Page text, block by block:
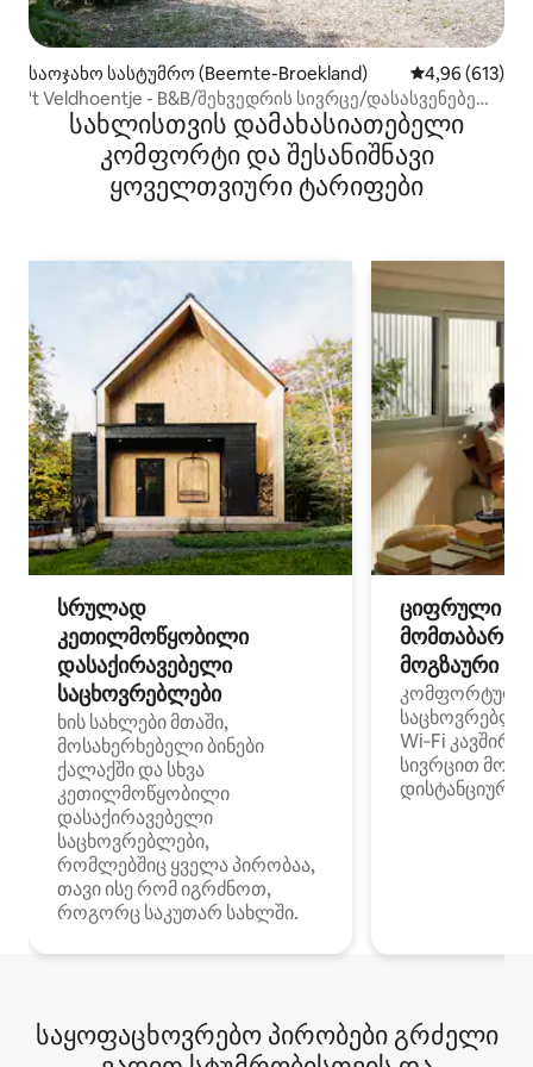
საოჯახო სასტუმრო (Beemte-Broekland) საშუალო
4,96 (613)
't Veldhoentje - B&B/შეხვედრის სივრცე/დასასვენებელი
სახლისახლისთვის დამახასიათებელი
კომფორტი და შესანიშნავი
ყოველთვიური ტარიფები
სრულად
კეთილმოწყობილი
დასაქირავებელი
საცხოვრებლები
ხის სახლები მთაში,
მოსახერხებელი ბინები
ქალაქში და სხვა
კეთილმოწყობილი
დასაქირავებელი
საცხოვრებლები,
რომლებშიც ყველა პირობაა,
თავი ისე რომ იგრძნოთ,
როგორც საკუთარ სახლში.
ციფრული
მოგზაური
კომფორტული
Wi‑Fi
სივრცით
დისტანციური
საყოფაცხოვრებო პირობები გრძელი